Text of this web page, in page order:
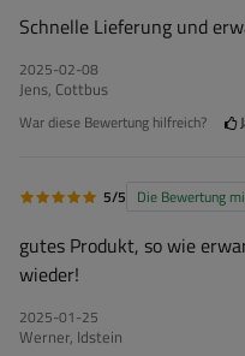
Schnelle Lieferung und
2025-02-08
Jens, Cottbus
War diese Bewertung hilfreich?
5/5 Die Bewertung
gutes Produkt, so wie
wieder!
2025-01-25
Werner, Idstein